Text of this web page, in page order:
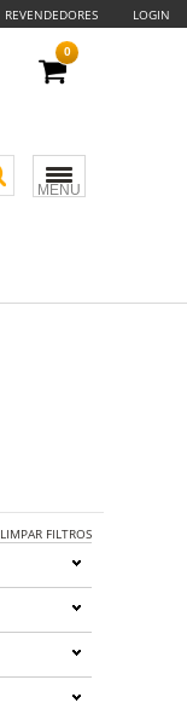
REVENDEDORES LOGIN
MENU
0
LIMPAR FILTROS